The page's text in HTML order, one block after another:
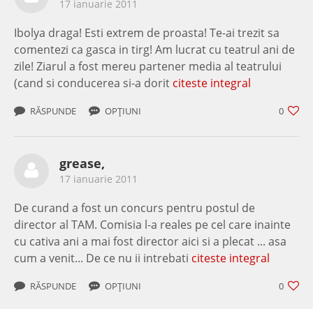
17 ianuarie 2011
Ibolya draga! Esti extrem de proasta! Te-ai trezit sa
comentezi ca gasca in tirg! Am lucrat cu teatrul ani de
zile! Ziarul a fost mereu partener media al teatrului
(cand si conducerea si-a dorit citeste integral
0
RĂSPUNDE OPȚIUNI
grease,
17 ianuarie 2011
De curand a fost un concurs pentru postul de
director al TAM. Comisia l-a reales pe cel care inainte
cu cativa ani a mai fost director aici si a plecat ... asa
cum a venit... De ce nu ii intrebati citeste integral
0
RĂSPUNDE OPȚIUNI